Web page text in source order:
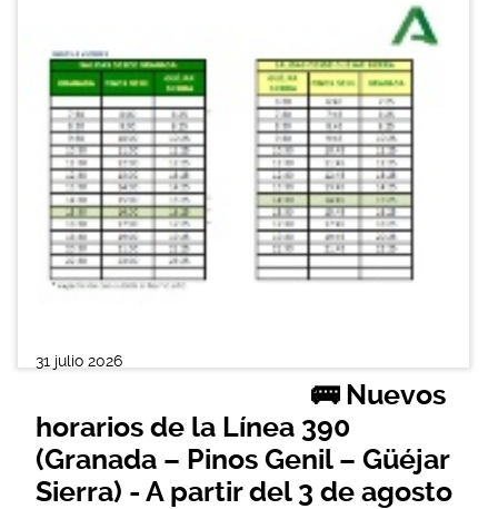
31 julio 2026
🚌 Nuevos
horarios de la Línea 390
(Granada – Pinos Genil – Güéjar
Sierra) - A partir del 3 de agosto